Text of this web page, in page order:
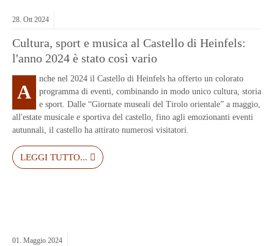
28. Ott 2024
Cultura, sport e musica al Castello di Heinfels:
l'anno 2024 è stato così vario
A
nche nel 2024 il Castello di Heinfels ha offerto un colorato
programma di eventi, combinando in modo unico cultura, storia
e sport. Dalle “Giornate museali del Tirolo orientale” a maggio,
all'estate musicale e sportiva del castello, fino agli emozionanti eventi
autunnali, il castello ha attirato numerosi visitatori.
LEGGI TUTTO...
01. Maggio 2024